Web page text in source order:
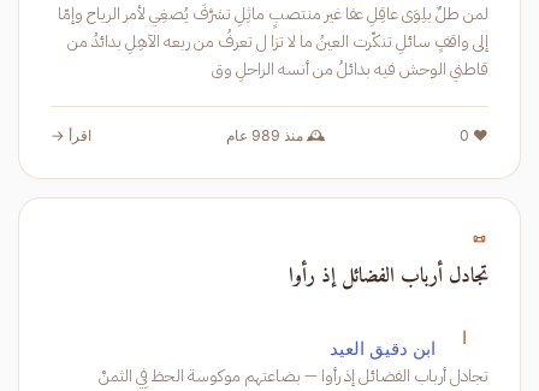
لمن طلٌ بلِوَى عاقِلِ عفا غير منتصبٍ ماثِلِ تشرَّفَ يُصغِي لأمر الرياح وإمّا
إلى واقفٍ سائلِ تنكّرت العينُ ما لا تزا ل تعرفُ من ربعه الآهِلِ بدائدُ من
قاطني الوحش فيه بدائلُ من أنسه الراحلِ وق
❤️ 0 🕰️ منذ 989 عام اقرأ →
📜
تجادل أرباب الفضائل إذ رأوا
ا ابن دقيق العيد
تجادل أرباب الفضائل إذ رأوا — بضاعتهم موكوسة الحظ فِي الثمنْ